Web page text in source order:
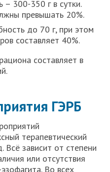
– 300-350 г в сутки.
превышать 20%.
до 70 г, при этом
составляет 40%.
составляет в
ГЭРБ
терапевтический
Всё зависит от степени
или отсутствия
Во всех